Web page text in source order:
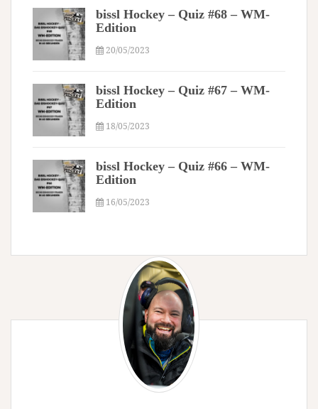
bissl Hockey – Quiz #68 – WM-
Edition
20/05/2023
bissl Hockey – Quiz #67 – WM-
Edition
18/05/2023
bissl Hockey – Quiz #66 – WM-
Edition
16/05/2023